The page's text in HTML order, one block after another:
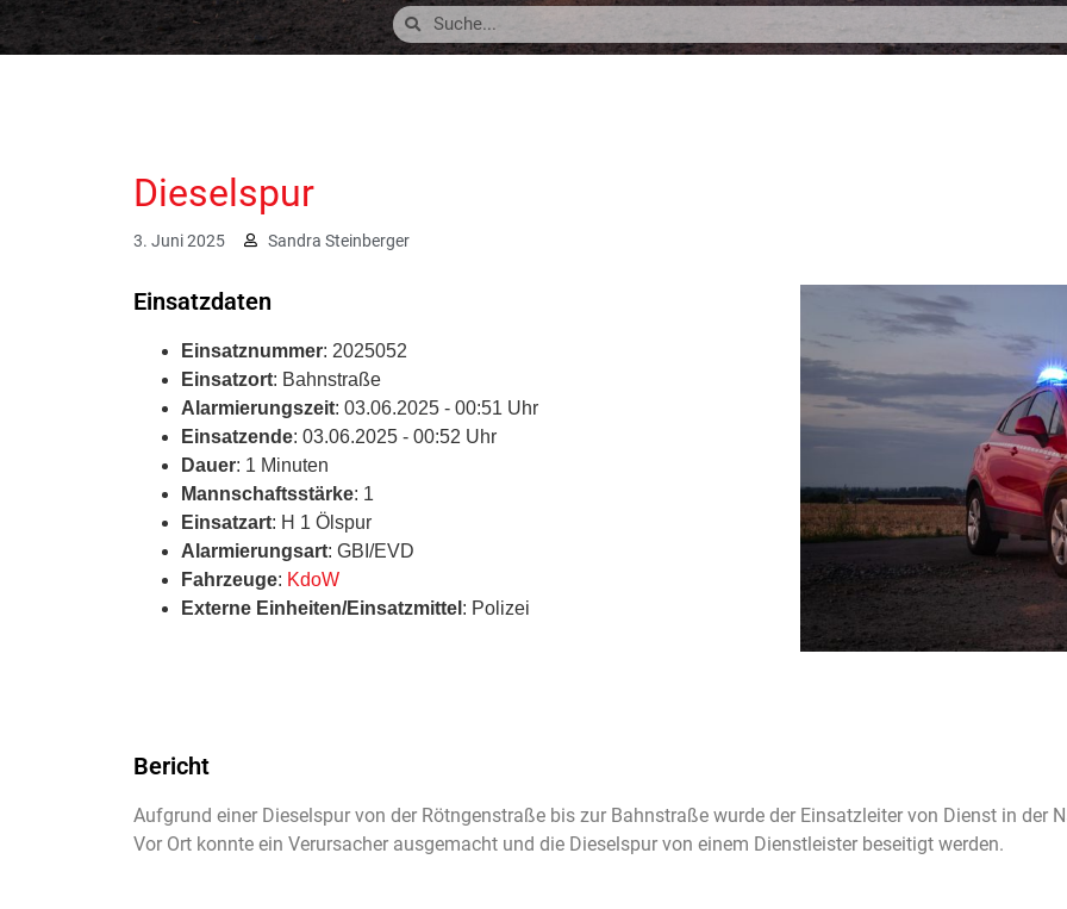
Dieselspur
3. Juni 2025 Sandra Steinberger
Einsatzdaten
Einsatznummer: 2025052
Einsatzort: Bahnstraße
Alarmierungszeit: 03.06.2025 - 00:51 Uhr
Einsatzende: 03.06.2025 - 00:52 Uhr
Dauer: 1 Minuten
Mannschaftsstärke: 1
Einsatzart: H 1 Ölspur
Alarmierungsart: GBI/EVD
Fahrzeuge: KdoW
Externe Einheiten/Einsatzmittel : Polizei
Bericht
Aufgrund einer Dieselspur von der Rötngenstraße bis zur Bahnstraße wurde der Einsatzleiter von Dienst in der
Vor Ort konnte ein Verursacher ausgemacht und die Dieselspur von einem Dienstleister beseitigt werden.